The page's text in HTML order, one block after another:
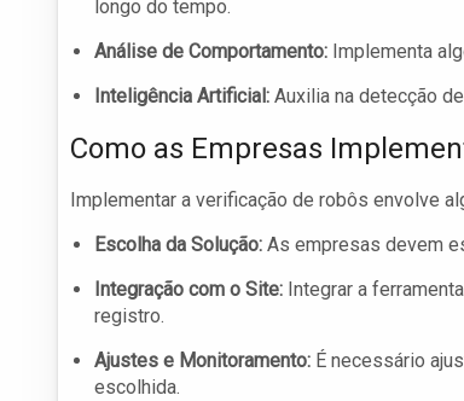
longo do tempo.
Análise de Comportamento: Implementa
Inteligência Artificial: Auxilia na detecção
Como as Empresas
Implementar a verificação de robôs envolve
Escolha da Solução: As empresas devem
Integração com o Site: Integrar a
registro.
Ajustes e Monitoramento: É necessário
escolhida.